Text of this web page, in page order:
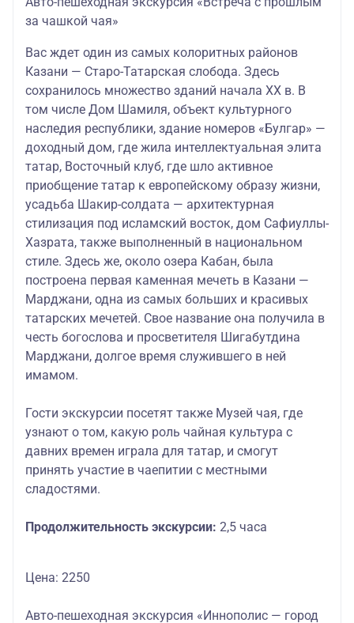
за чашкой чая»
Вас ждет один из самых колоритных районов
Казани — Старо-Татарская слобода. Здесь
сохранилось множество зданий начала ХХ в. В
том числе Дом Шамиля, объект культурного
наследия республики, здание номеров «Булгар» —
доходный дом, где жила интеллектуальная элита
татар, Восточный клуб, где шло активное
приобщение татар к европейскому образу жизни,
усадьба Шакир-солдата — архитектурная
стилизация под исламский восток, дом Сафиуллы-
Хазрата, также выполненный в национальном
стиле. Здесь же, около озера Кабан, была
построена первая каменная мечеть в Казани —
Марджани, одна из самых больших и красивых
татарских мечетей. Свое название она получила в
честь богослова и просветителя Шигабутдина
Марджани, долгое время служившего в ней
имамом.
Гости экскурсии посетят также Музей чая, где
узнают о том, какую роль чайная культура с
давних времен играла для татар, и смогут
принять участие в чаепитии с местными
сладостями.
Продолжительность экскурсии: 2,5 часа
Цена: 2250
Авто-пешеходная экскурсия «Иннополис — город